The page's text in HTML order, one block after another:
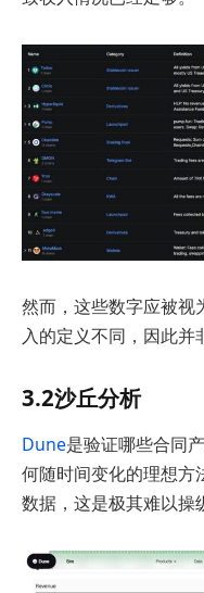
然而，这些数字应被视
入的定义不同，因此并
3.2沙丘分析
Dune是验证哪些合同
何随时间变化的理想方
数据，这是极其难以操